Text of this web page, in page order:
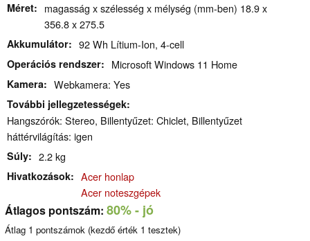
Méret
magasság x szélesség x mélység (mm-ben) 18.9 x
356.8 x 275.5
Akkumulátor 92 Wh Lítium-Ion, 4-cell
Operációs rendszer Microsoft Windows 11 Home
Kamera Webkamera: Yes
További jellegzetességek
Hangszórók: Stereo, Billentyűzet: Chiclet, Billentyűzet
háttérvilágítás: igen
Súly 2.2 kg
Hivatkozások
Acer honlap
Acer noteszgépek
Átlagos pontszám: 80%- jó
Átlag 1 pontszámok (kezdő érték 1 tesztek)